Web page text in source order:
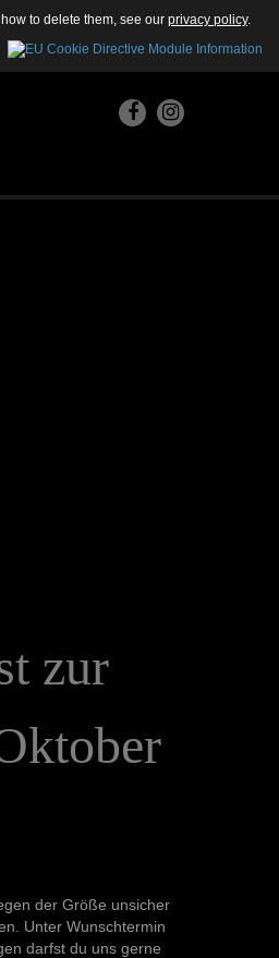
zur
der Größe unsicher
Unter Wunschtermin
darfst du uns gerne
to delete them, see our privacy policy.